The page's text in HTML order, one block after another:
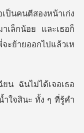
เล็กน้อย และเธอก็
้เจอเธอ
ำใจ